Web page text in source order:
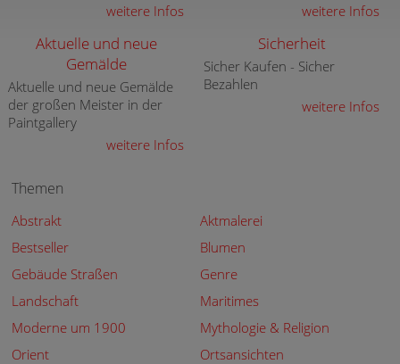
weitere Infos
weitere Infos
Aktuelle und neue
Gemälde
Aktuelle und neue Gemälde
der großen Meister in der
Paintgallery
weitere Infos
Sicherheit
Sicher Kaufen - Sicher
Bezahlen
weitere Infos
Themen
Abstrakt
Aktmalerei
Bestseller
Blumen
Gebäude Straßen
Genre
Landschaft
Maritimes
Moderne um 1900
Mythologie & Religion
Orient
Ortsansichten